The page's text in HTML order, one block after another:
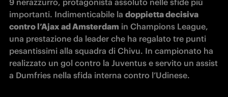
9 nerazzurro, protagonista assoluto nelle sfide più
importanti. Indimenticabile la doppietta decisiva
contro l’Ajax ad Amsterdam in Champions League,
una prestazione da leader che ha regalato tre punti
pesantissimi alla squadra di Chivu. In campionato ha
realizzato un gol contro la Juventus e servito un assist
a Dumfries nella sfida interna contro l’Udinese.